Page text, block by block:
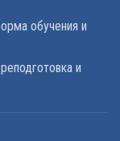
обучения и
и